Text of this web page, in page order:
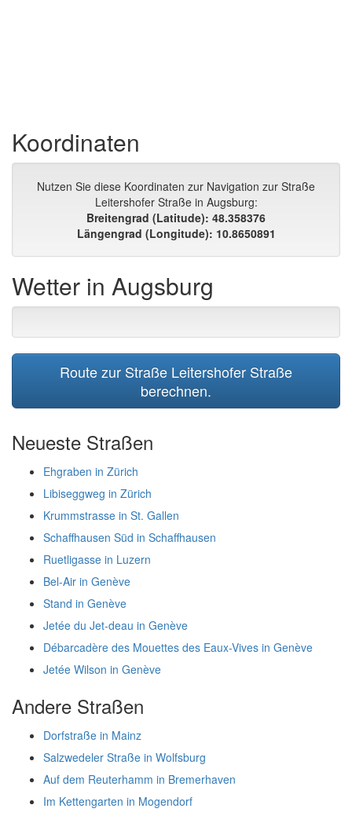
Koordinaten
Nutzen Sie diese Koordinaten zur Navigation zur Straße
Leitershofer Straße in Augsburg:
Breitengrad (Latitude): 48.358376
Längengrad (Longitude): 10.8650891
Wetter in Augsburg
Route zur Straße Leitershofer Straße
berechnen.
Neueste Straßen
Ehgraben in Zürich
Libiseggweg in Zürich
Krummstrasse in St. Gallen
Schaffhausen Süd in Schaffhausen
Ruetligasse in Luzern
Bel-Air in Genève
Stand in Genève
Jetée du Jet-deau in Genève
Débarcadère des Mouettes des Eaux-Vives in Genève
Jetée Wilson in Genève
Andere Straßen
Dorfstraße in Mainz
Salzwedeler Straße in Wolfsburg
Auf dem Reuterhamm in Bremerhaven
Im Kettengarten in Mogendorf